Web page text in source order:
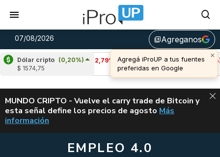
07/08/2026 library_addAgreganos
Dólar cripto (0,20%)
$ 1574,75
Cardano (-2,79%)
u$s 0,20
Avalanche (-0,28%)
u$s 6,43
ALERTA
MUNDO CRIPTO - Vuelve el carry trade de Bitcoin y
esta señal define los precios de agosto VUELVE EL
Más
información
EMPLEO 4.0